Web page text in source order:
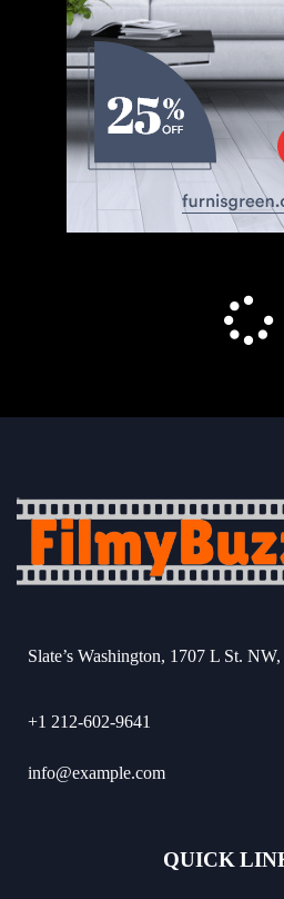
Slate’s Washington, 1707 L St.
+1 212-602-9641
info@example.com
QUICK